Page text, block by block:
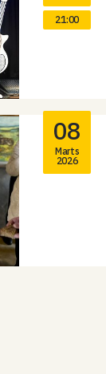
21:00
08
Marts
2026